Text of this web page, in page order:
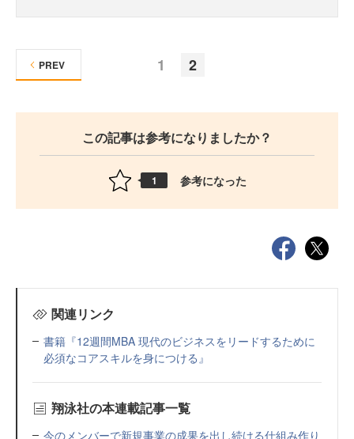
1 2
PREV
この記事は参考になりましたか？
1 参考になった
関連リンク
書籍『12週間MBA 現代のビジネスをリードするために
必須なコアスキルを身につける』
翔泳社の本連載記事一覧
今のメンバーで新規事業の成果を出し続ける仕組み作り